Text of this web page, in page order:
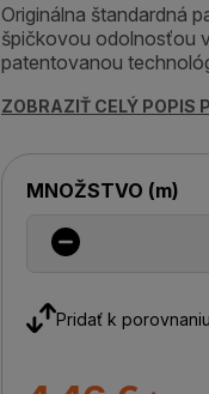
Originálna štandardná
špičkovou odolnosťou
patentovanou
ZOBRAZIŤ CELÝ POPIS
MNOŽSTVO (m)
Pridať k porovnaniu